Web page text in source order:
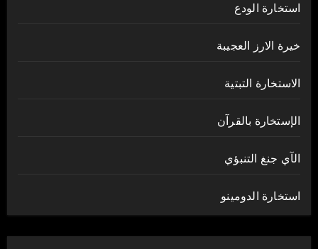
استخارة الودع
خيرة الارز العجيبة
الاستخارة التبتية
الإستخارة بالقرآن
الآي جنغ التنبؤي
استخارة الدومينو